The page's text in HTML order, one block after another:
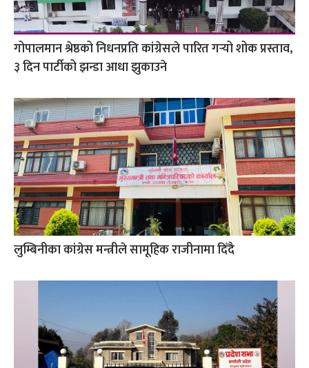
गोपालमान श्रेष्ठको निधनप्रति कांग्रेसले पारित गर्‍यो शोक प्रस्ताव,
३ दिन पार्टीको झन्डा आधा झुकाउने
लुम्बिनीका कांग्रेस मन्त्रीले सामूहिक राजीनामा दिँदै